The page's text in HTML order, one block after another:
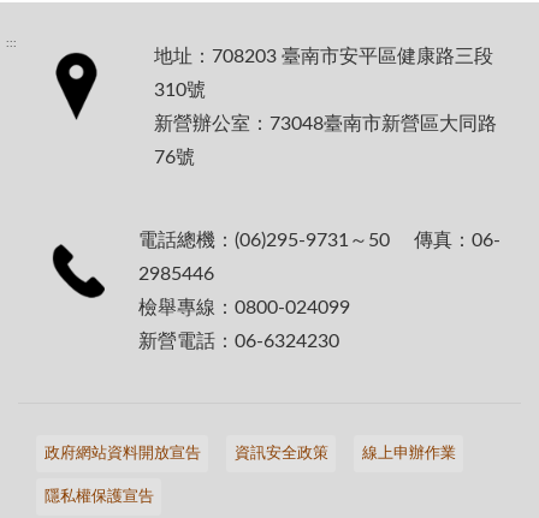
:::
地址：708203 臺南市安平區健康路三段
310號
新營辦公室：73048臺南市新營區大同路
76號
電話總機：(06)295-9731～50 傳真：06-
2985446
檢舉專線：0800-024099
新營電話：06-6324230
政府網站資料開放宣告 資訊安全政策 線上申辦作業
隱私權保護宣告